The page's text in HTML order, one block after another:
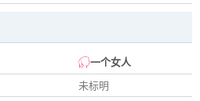
一个女人
未标明